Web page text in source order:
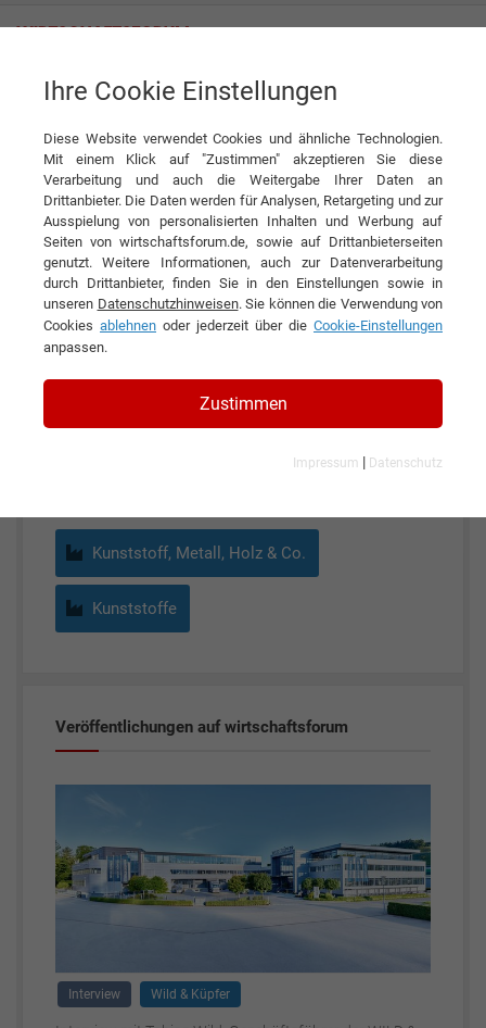
Wild & Küpfer AG
KONTAKT
Wild & Küpfer AG
Kunststoff, Metall, Holz & Co.
Kunststoffe
Veröffentlichungen auf wirtschaftsforum
Interview Wild & Küpfer
Ihre Cookie Einstellungen
Diese Website verwendet Cookies und ähnliche Technologien.
Mit einem Klick auf "Zustimmen" akzeptieren Sie diese
Verarbeitung und auch die Weitergabe Ihrer Daten an
Drittanbieter. Die Daten werden für Analysen, Retargeting und zur
Ausspielung von personalisierten Inhalten und Werbung auf
Seiten von wirtschaftsforum.de, sowie auf Drittanbieterseiten
genutzt. Weitere Informationen, auch zur Datenverarbeitung
durch Drittanbieter, finden Sie in den Einstellungen sowie in
unseren Datenschutzhinweisen. Sie können die Verwendung von
Cookies ablehnen oder jederzeit über die Cookie-Einstellungen
anpassen.
Zustimmen
Impressum | Datenschutz